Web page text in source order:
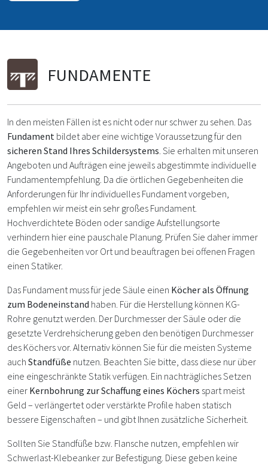
FUNDAMENTE
In den meisten Fällen ist es nicht oder nur schwer zu sehen. Das
Fundament bildet aber eine wichtige Voraussetzung für den
sicheren Stand Ihres Schildersystems . Sie erhalten mit unseren
Angeboten und Aufträgen eine jeweils abgestimmte individuelle
Fundamentempfehlung. Da die örtlichen Gegebenheiten die
Anforderungen für Ihr individuelles Fundament vorgeben,
empfehlen wir meist ein sehr großes Fundament.
Hochverdichtete Böden oder sandige Aufstellungsorte
verhindern hier eine pauschale Planung. Prüfen Sie daher immer
die Gegebenheiten vor Ort und beauftragen bei offenen Fragen
einen Statiker.
Das Fundament muss für jede Säule einen Köcher als Öffnung
zum Bodeneinstand haben. Für die Herstellung können KG-
Rohre genutzt werden. Der Durchmesser der Säule oder die
gesetzte Verdrehsicherung geben den benötigen Durchmesser
des Köchers vor. Alternativ können Sie für die meisten Systeme
auch Standfüße nutzen. Beachten Sie bitte, dass diese nur über
eine eingeschränkte Statik verfügen. Ein nachträgliches Setzen
einer Kernbohrung zur Schaffung eines Köchers spart meist
Geld – verlängertet oder verstärkte Profile haben statisch
bessere Eigenschaften – und gibt Ihnen zusätzliche Sicherheit.
Sollten Sie Standfüße bzw. Flansche nutzen, empfehlen wir
Schwerlast-Klebeanker zur Befestigung. Diese geben keine